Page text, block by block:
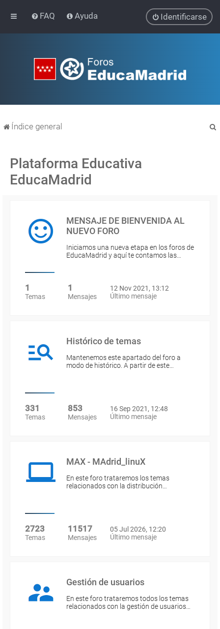
FAQ Ayuda Identificarse
Índice general
Plataforma Educativa
EducaMadrid
MENSAJE DE BIENVENIDA AL
NUEVO FORO
Iniciamos una nueva etapa en los foros de
EducaMadrid y aquí te contamos las…
1
Temas
1
Mensajes
12 Nov 2021, 13:12
Último mensaje
Histórico de temas
Mantenemos este apartado del foro a
modo de histórico. A partir de este…
331
Temas
853
Mensajes
16 Sep 2021, 12:48
Último mensaje
MAX - MAdrid_linuX
En este foro trataremos los temas
relacionados con la distribución…
2723
Temas
11517
Mensajes
05 Jul 2026, 12:20
Último mensaje
Gestión de usuarios
En este foro trataremos todos los temas
relacionados con la gestión de usuarios…